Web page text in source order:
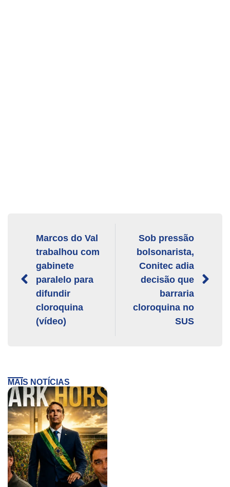
Marcos do Val
trabalhou com
gabinete
paralelo para
difundir
cloroquina
(vídeo)
Sob pressão
bolsonarista,
Conitec adia
decisão que
barraria
cloroquina no
SUS
MAIS NOTÍCIAS